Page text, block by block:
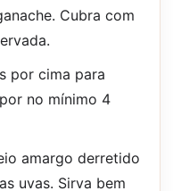
Cubra com
por cima para
no mínimo 4
amargo derretido
uvas. Sirva bem